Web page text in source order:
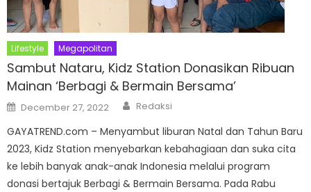
Lifestyle Megapolitan
Sambut Nataru, Kidz Station Donasikan Ribuan
Mainan ‘Berbagi & Bermain Bersama’
Posted
on
December 27, 2022 Author
Redaksi
GAYATREND.com – Menyambut liburan Natal dan Tahun Baru
2023, Kidz Station menyebarkan kebahagiaan dan suka cita
ke lebih banyak anak-anak Indonesia melalui program
donasi bertajuk Berbagi & Bermain Bersama. Pada Rabu